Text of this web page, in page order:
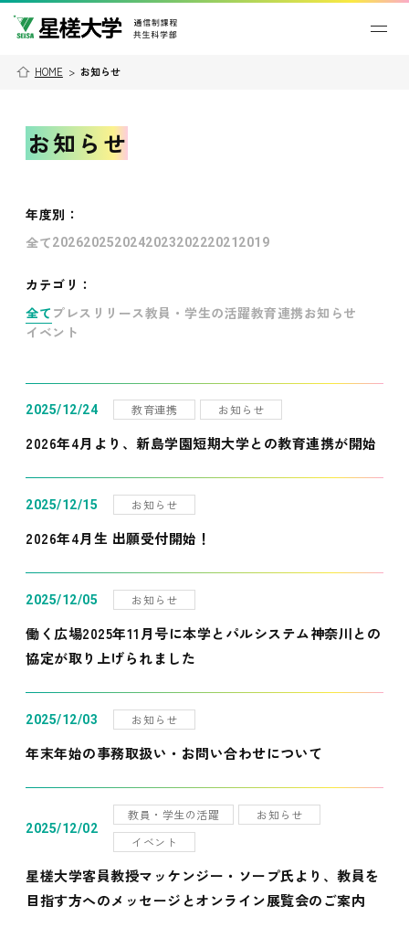
HOME > お知らせ
お知らせ
年度別 ：
全て202620252024202320222021 2019
カテゴリ：
全て プレスリリース教員・学生の活躍教育連携お知らせ
イベント
2025/12/24 教育連携 お知らせ
2026年4月より、新島学園短期大学との教育連携が開始
2025/12/15 お知らせ
2026年4月生 出願受付開始！
2025/12/05 お知らせ
働く広場2025年11月号に本学とパルシステム神奈川との
協定が取り上げられました
2025/12/03 お知らせ
年末年始の事務取扱い・お問い合わせについて
2025/12/02
教員・学生の活躍
お知らせ
イベント
星槎大学客員教授マッケンジー・ソープ氏より、教員を
目指す方へのメッセージとオンライン展覧会のご案内